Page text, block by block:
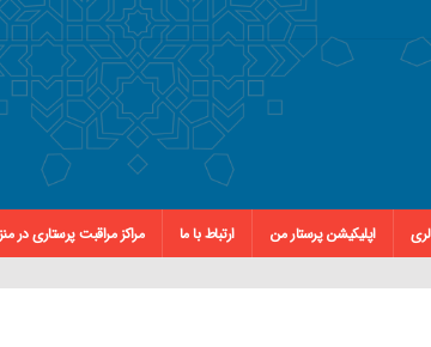
اپلیکیشن پرستار من ارتباط با ما مراکز مراقبت پرستاری در